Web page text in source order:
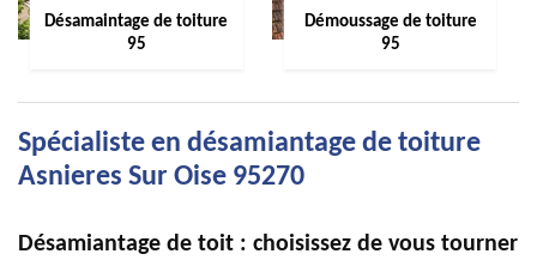
Désamaintage de toiture
95
Démoussage de toiture
95
Spécialiste en désamiantage de toiture
Asnieres Sur Oise 95270
Désamiantage de toit : choisissez de vous tourner